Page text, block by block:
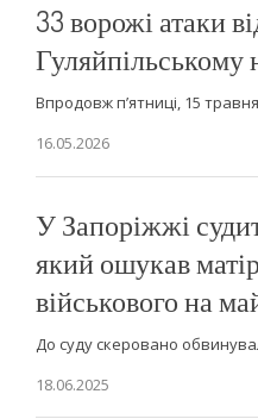
33 ворожі атаки
Гуляйпільському
Впродовж п’ятниці, 15
16.05.2026
У Запоріжжі
який ошукав
військового на
До суду скеровано
18.06.2025